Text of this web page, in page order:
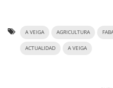
A VEIGA AGRICULTURA
ACTUALIDAD A VEIGA